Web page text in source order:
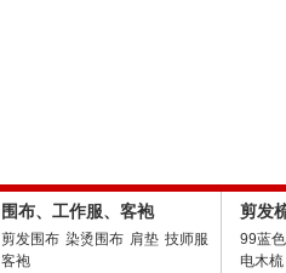
围布、工作服、客袍
剪发围布 染烫围布 肩垫 技师服
客袍
剪发
99蓝
电木梳